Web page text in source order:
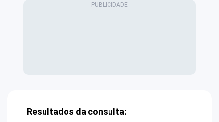
Resultados da consulta: